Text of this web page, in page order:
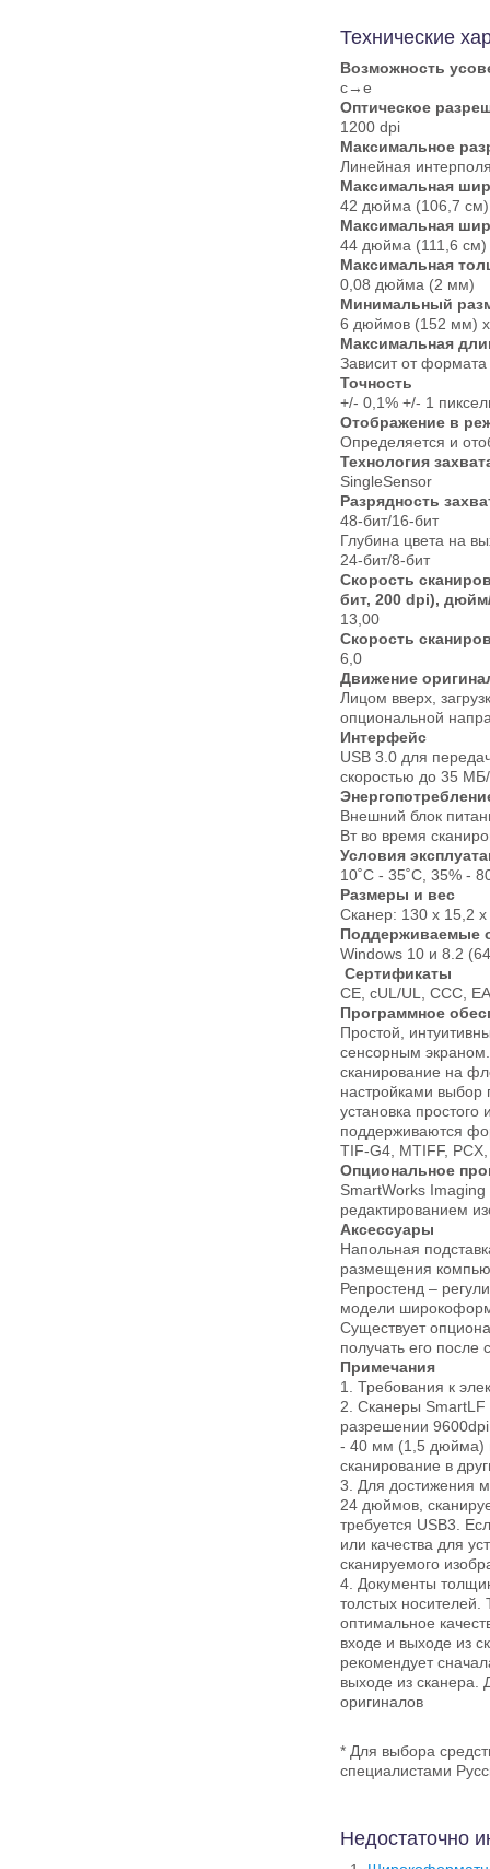
Технические
Возможность
c→e
Оптическое
1200 dpi
Максимальное
Линейная
Максимальная
42 дюйма (106,7 см)
Максимальная
44 дюйма (111,6 см)
Максимальная
0,08 дюйма (2 мм)
Минимальный
6 дюймов (152 мм)
Максимальная
Зависит от
Точность
+/- 0,1% +/- 1
Отображение в
Определяется и
Технология
SingleSensor
Разрядность
48-бит/16-бит
Глубина цвета на
24-бит/8-бит
Скорость
бит, 200 dpi),
13,00
Скорость
6,0
Движение
Лицом вверх,
опциональной
Интерфейс
USB 3.0 для
скоростью до 35
Внешний блок
Вт во время
Условия
10˚С - 35˚С, 35% -
Размеры и вес
Сканер: 130 х 15,2 х
Поддерживаемые
Windows 10 и 8.2
Сертификаты
CE, cUL/UL, CCC,
Программное
Простой,
сенсорным
сканирование на
настройками выбор
установка
поддерживаются
TIF-G4, MTIFF,
Опциональное
SmartWorks
редактированием
Аксессуары
Напольная
размещения
Репростенд –
модели
Существует
получать его после
Примечания
1. Требования к
2. Сканеры SmartLF
разрешении
- 40 мм (1,5 дюйма)
сканирование в
3. Для достижения
24 дюймов,
требуется USB3.
или качества для
сканируемого
4. Документы
толстых носителей.
оптимальное
входе и выходе из
рекомендует
выходе из сканера.
оригиналов
* Для выбора
специалистами
Недостаточно